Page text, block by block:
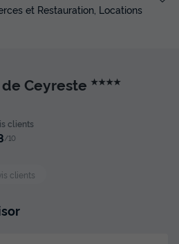
- En Vau
+ 5
et Restauration, Locations
Ceyreste ★★★★
clients
/10
clients